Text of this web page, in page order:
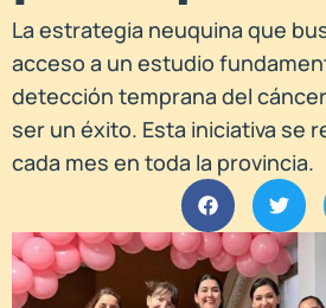
La estrategia neuquina que
acceso a un estudio
detección temprana del
ser un éxito. Esta iniciativa se
cada mes en toda la provincia.